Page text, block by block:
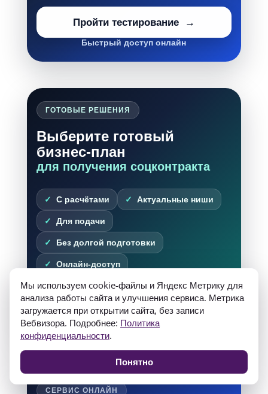
Пройти тестирование
Быстрый доступ онлайн
ГОТОВЫЕ РЕШЕНИЯ
Выберите готовый
бизнес-план
для получения соцконтракта
С расчётами Актуальные ниши
Для подачи
Без долгой подготовки
Онлайн-доступ
Выбрать бизнес-план
Найдите подходящий вариант за пару минут
СЕРВИС ОНЛАЙН
Мы используем cookie-файлы и Яндекс Метрику для
анализа работы сайта и улучшения сервиса. Метрика
загружается при открытии сайта, без записи
Вебвизора. Подробнее: Политика
конфиденциальности.
Понятно